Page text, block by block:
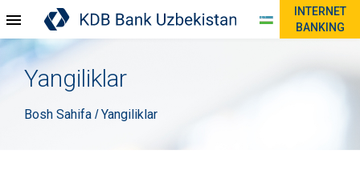
INTERNET
BANKING
Yangiliklar
Bosh Sahifa /Yangiliklar